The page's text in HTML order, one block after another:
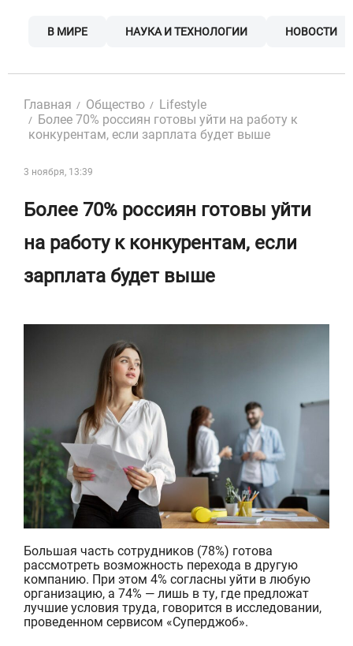
В МИРЕ НАУКА И ТЕХНОЛОГИИ НОВОСТИ
Главная Общество
Lifestyle
Более 70% россиян готовы уйти на работу к
конкурентам, если зарплата будет выше
3 ноября, 13:39
Более 70% россиян готовы уйти
на работу к конкурентам, если
зарплата будет выше
Большая часть сотрудников (78%) готова
рассмотреть возможность перехода в другую
компанию. При этом 4% согласны уйти в любую
организацию, а 74% — лишь в ту, где предложат
лучшие условия труда, говорится в исследовании,
проведенном сервисом «Суперджоб».